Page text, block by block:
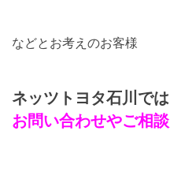
などとお考えのお客様
ネッツトヨタ石川では
お問い合わせやご相談